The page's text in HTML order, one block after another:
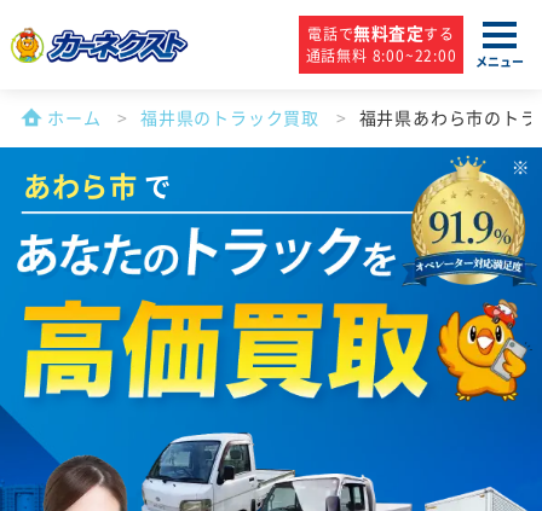
電話で無料査定する
通話無料 8:00~22:00
メニュー
ホーム 福井県のトラック買取 福井県あわら市のト
あわら市 で